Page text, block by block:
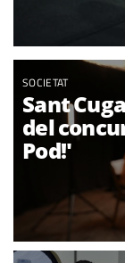
SOCIETAT
Sant
del
Pod!'